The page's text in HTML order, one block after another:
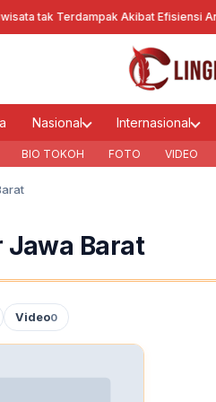
tak Terdampak Akibat Efisiensi
Nasional Internasional
BIO TOKOH FOTO VIDEO
Jawa Barat
Video0